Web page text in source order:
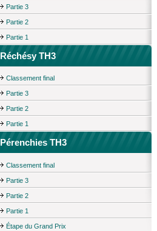
Partie 3
Partie 2
Partie 1
Réchésy TH3
Classement final
Partie 3
Partie 2
Partie 1
Pérenchies TH3
Classement final
Partie 3
Partie 2
Partie 1
Étape du Grand Prix